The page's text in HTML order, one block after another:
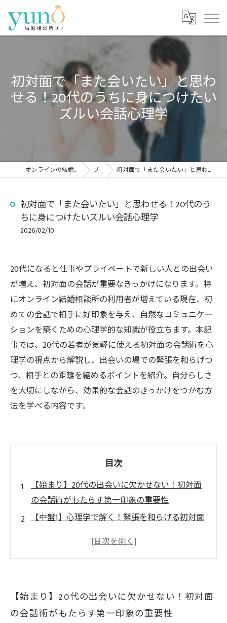
初対面で「また会いたい」と思わ
せる！20代のうちに身につけたい
ズルい会話心理学
オンラインの結婚相談所なら結婚相談所ユノ ブログ 初対面で「また会いたい」と思わせる！20代のうちに身につけたいズルい会話心理学
初対面で「また会いたい」と思わせる！20代のう
ちに身につけたいズルい会話心理学
2026/02/10
20代になると仕事やプライベートで新しい人との出会い
が増え、初対面の会話が重要なきっかけになります。特
にオンライン結婚相談所の利用者が増えている現在、初
めての会話で相手に好印象を与え、自然なコミュニケー
ションを築くための心理学的な知識が役立ちます。本記
事では、20代の若者が気軽に使える初対面の会話術を心
理学の視点から解説し、出会いの場での緊張を和らげつ
つ、相手との距離を縮めるポイントを紹介。自分らしさ
を大切にしながら、効果的な会話のきっかけをつかむ方
法を学べる内容です。
目次
【始まり】20代の出会いに欠かせない！初対面
の会話術がもたらす第一印象の重要性
【中盤1】心理学で解く！緊張を和らげる初対面
る！初対面会話術の実践ポイントまとめ
【終わり2】自分らしさを活かして！20代が使え
【始まり】20代の出会いに欠かせない！初対面
の会話術がもたらす第一印象の重要性